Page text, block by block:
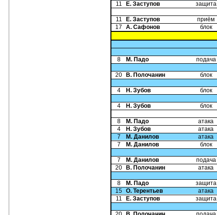
11 Е. Заступов защита
11 Е. Заступов
приём
17
А. Сафонов блок
8 М. Падо подача
20 В. Полочанин блок
4 Н. Зубов блок
4 Н. Зубов блок
8 М. Падо
атака
4
Н. Зубов
атака
7
М. Данилов
атака
7
М. Данилов блок
7 М. Данилов
подача
20
В. Полочанин атака
8 М. Падо
защита
15 О. Терентьев
атака
11
Е. Заступов защита